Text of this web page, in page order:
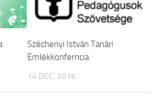
Széchenyi István Tanári
Emlékkonferncia
14 DEC, 2016